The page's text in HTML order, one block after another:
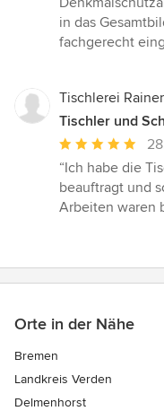
5
Sternen
in das
fachgerecht
Tischlerei
Tischler und
Bewertung:
5
von
“Ich habe die
beauftragt und
Arbeiten waren
Orte in der Nähe
Bremen
Landkreis Verden
Delmenhorst